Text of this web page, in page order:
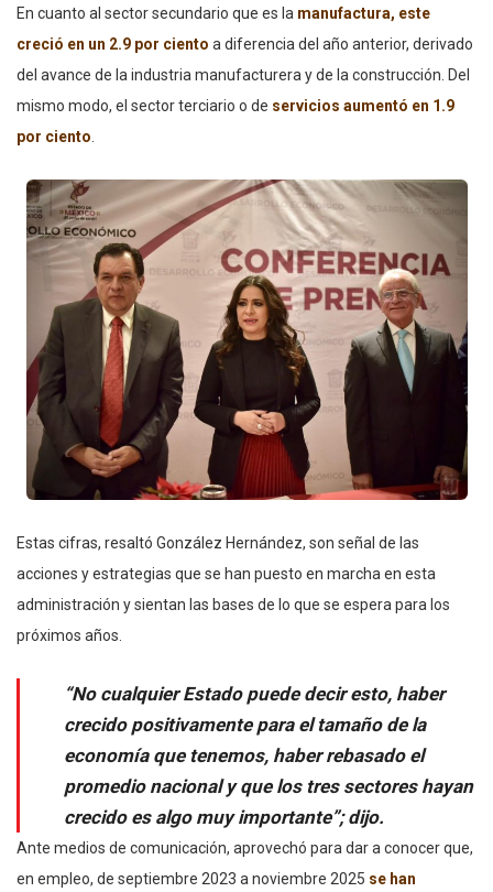
En cuanto al sector secundario que es la manufactura, este
creció en un 2.9 por ciento a diferencia del año anterior, derivado
del avance de la industria manufacturera y de la construcción. Del
mismo modo, el sector terciario o de servicios aumentó en 1.9
por ciento.
Estas cifras, resaltó González Hernández, son señal de las
acciones y estrategias que se han puesto en marcha en esta
administración y sientan las bases de lo que se espera para los
próximos años.
“No cualquier Estado puede decir esto, haber
crecido positivamente para el tamaño de la
economía que tenemos, haber rebasado el
promedio nacional y que los tres sectores hayan
crecido es algo muy importante”; dijo.
Ante medios de comunicación, aprovechó para dar a conocer que,
en empleo, de septiembre 2023 a noviembre 2025 se han